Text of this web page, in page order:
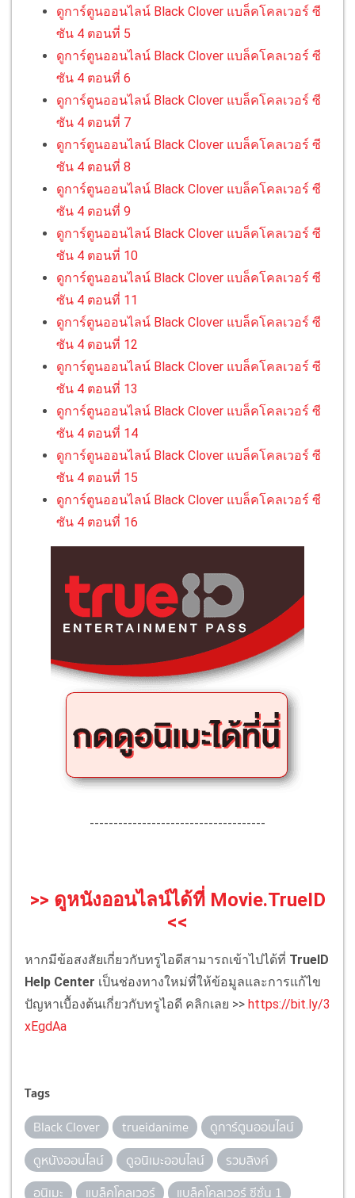
ดูการ์ตูนออนไลน์ Black Clover แบล็คโคลเวอร์ ซี
ซัน 4 ตอนที่ 5
ดูการ์ตูนออนไลน์ Black Clover แบล็คโคลเวอร์ ซี
ซัน 4 ตอนที่ 6
ดูการ์ตูนออนไลน์ Black Clover แบล็คโคลเวอร์ ซี
ซัน 4 ตอนที่ 7
ดูการ์ตูนออนไลน์ Black Clover แบล็คโคลเวอร์ ซี
ซัน 4 ตอนที่ 8
ดูการ์ตูนออนไลน์ Black Clover แบล็คโคลเวอร์ ซี
ซัน 4 ตอนที่ 9
ดูการ์ตูนออนไลน์ Black Clover แบล็คโคลเวอร์ ซี
ซัน 4 ตอนที่ 10
ดูการ์ตูนออนไลน์ Black Clover แบล็คโคลเวอร์ ซี
ซัน 4 ตอนที่ 11
ดูการ์ตูนออนไลน์ Black Clover แบล็คโคลเวอร์ ซี
ซัน 4 ตอนที่ 12
ดูการ์ตูนออนไลน์ Black Clover แบล็คโคลเวอร์ ซี
ซัน 4 ตอนที่ 13
ดูการ์ตูนออนไลน์ Black Clover แบล็คโคลเวอร์ ซี
ซัน 4 ตอนที่ 14
ดูการ์ตูนออนไลน์ Black Clover แบล็คโคลเวอร์ ซี
ซัน 4 ตอนที่ 15
ดูการ์ตูนออนไลน์ Black Clover แบล็คโคลเวอร์ ซี
ซัน 4 ตอนที่ 16
-------------------------------------
>> ดูหนังออนไลน์ได้ที่ Movie.TrueID
<<
หากมีข้อสงสัยเกี่ยวกับทรูไอดีสามารถเข้าไปได้ที่ TrueID
Help Center เป็นช่องทางใหม่ที่ให้ข้อมูลและการแก้ไข
ปัญหาเบื้องต้นเกี่ยวกับทรูไอดี คลิกเลย >> https://bit.ly/3
xEgdAa
Tags
Black Clover trueidanime
ดูการ์ตูนออนไลน์
ดูหนังออนไลน์
ดูอนิเมะออนไลน์
รวมลิงค์
อนิเมะ
แบล็คโคลเวอร์ แบล็คโคลเวอร์ ซีซั่น 1